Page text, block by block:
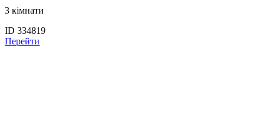
3 кімнати
ID 334819
Перейти